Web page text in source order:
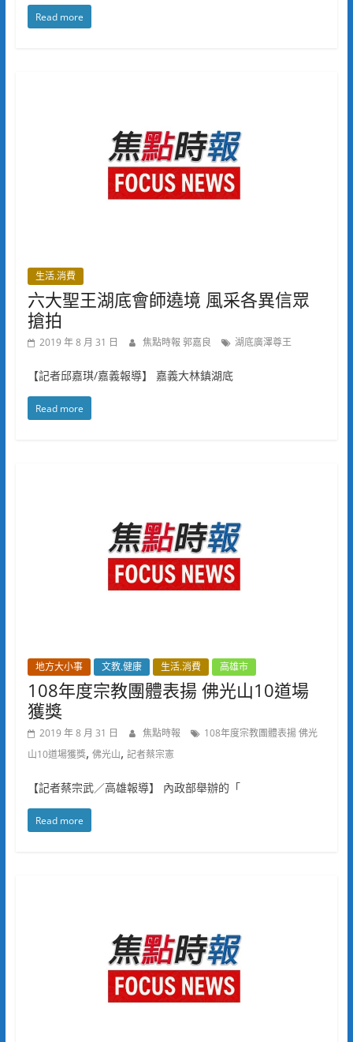
Read more
生活.消費
六大聖王湖底會師遶境 風采各異信眾
搶拍
2019 年 8 月 31 日 焦點時報 郭嘉良 湖底廣澤尊王
【記者邱嘉琪/嘉義報導】 嘉義大林鎮湖底
Read more
地方大小事 文教.健康 生活.消費 高雄市
108年度宗教團體表揚 佛光山10道場
獲獎
2019 年 8 月 31 日 焦點時報
108年度宗教團體表揚 佛光
山10道場獲獎, 佛光山, 記者蔡宗憲
【記者蔡宗武／高雄報導】 內政部舉辦的「
Read more